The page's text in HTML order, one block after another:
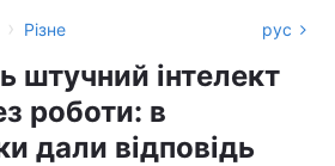
› Різне рус
штучний інтелект
роботи: в
дали відповідь